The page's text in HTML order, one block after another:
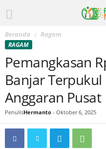
Beranda Ragam
RAGAM
Pemangkasan
Banjar
Anggaran Pusat
PenulisHermanto - Oktober 6, 2025